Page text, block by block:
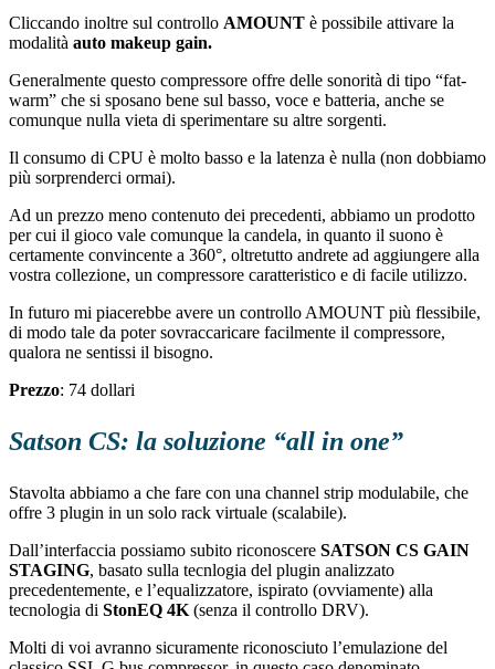
Cliccando inoltre sul controllo AMOUNT è possibile attivare la
modalità auto makeup gain.
Generalmente questo compressore offre delle sonorità di tipo “fat-
warm” che si sposano bene sul basso, voce e batteria, anche se
comunque nulla vieta di sperimentare su altre sorgenti.
Il consumo di CPU è molto basso e la latenza è nulla (non dobbiamo
più sorprenderci ormai).
Ad un prezzo meno contenuto dei precedenti, abbiamo un prodotto
per cui il gioco vale comunque la candela, in quanto il suono è
certamente convincente a 360°, oltretutto andrete ad aggiungere alla
vostra collezione, un compressore caratteristico e di facile utilizzo.
In futuro mi piacerebbe avere un controllo AMOUNT più flessibile,
di modo tale da poter sovraccaricare facilmente il compressore,
qualora ne sentissi il bisogno.
Prezzo: 74 dollari
Satson CS: la soluzione “all in one”
Stavolta abbiamo a che fare con una channel strip modulabile, che
offre 3 plugin in un solo rack virtuale (scalabile).
Dall’interfaccia possiamo subito riconoscere SATSON CS GAIN
STAGING, basato sulla tecnlogia del plugin analizzato
precedentemente, e l’equalizzatore, ispirato (ovviamente) alla
tecnologia di StonEQ 4K (senza il controllo DRV).
Molti di voi avranno sicuramente riconosciuto l’emulazione del